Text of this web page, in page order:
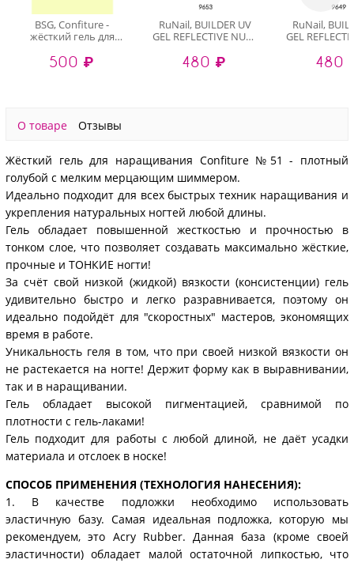
BSG, Confiture -
жёсткий гель для
(высокая вязкость),
13 гр
500 ₽
RuNail, BUILDER UV
GEL REFLECTIVE NUDE
гель
светоотражающий
480 ₽
RuNail,
GEL
гель
480
О товаре Отзывы
Жёсткий гель для наращивания Confiture №51 - плотный
голубой с мелким мерцающим шиммером.
Идеально подходит для всех быстрых техник наращивания и
укрепления натуральных ногтей любой длины.
Гель обладает повышенной жесткостью и прочностью в
тонком слое, что позволяет создавать максимально жёсткие,
прочные и ТОНКИЕ ногти!
За счёт свой низкой (жидкой) вязкости (консистенции) гель
удивительно быстро и легко разравнивается, поэтому он
идеально подойдёт для "скоростных" мастеров, экономящих
время в работе.
Уникальность геля в том, что при своей низкой вязкости он
не растекается на ногте! Держит форму как в выравнивании,
так и в наращивании.
Гель обладает высокой пигментацией, сравнимой по
плотности с гель-лаками!
Гель подходит для работы с любой длиной, не даёт усадки
материала и отслоек в носке!
СПОСОБ ПРИМЕНЕНИЯ (ТЕХНОЛОГИЯ НАНЕСЕНИЯ):
1. В качестве подложки необходимо использовать
эластичную базу. Самая идеальная подложка, которую мы
рекомендуем, это Acry Rubber. Данная база (кроме своей
эластичности) обладает малой остаточной липкостью, что